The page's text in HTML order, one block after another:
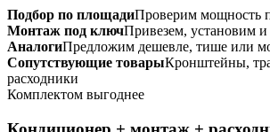
Подбор по площадиПроверим мощность
Монтаж под ключПривезем, установим и
АналогиПредложим дешевле, тише или
Сопутствующие товарыКронштейны,
расходники
Комплектом выгоднее